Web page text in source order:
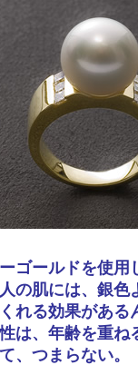
ゴールドを使用
の肌には、銀色
れる効果がある
は、年齢を重
、つまらない。